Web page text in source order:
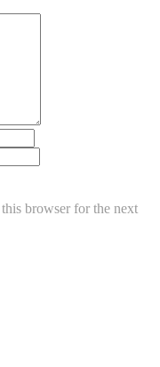
browser for the next